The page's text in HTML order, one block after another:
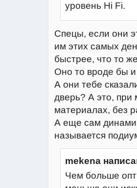
уровень Hi Fi.
Спецы, если они
им этих самых
быстрее, что то
Оно то вроде бы и
А они тебе
дверь? А это, при
материалах, без
А еще сам
называется
mekena
Чем больше